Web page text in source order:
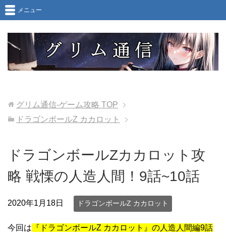
メニュー
グリム通信-ゲーム攻略 TOP
ドラゴンボールZ カカロット
ドラゴンボールZカカロット攻
略 戦慄の人造人間！9話~10話
2020年1月18日 ドラゴンボールZ カカロット
今回は 『ドラゴンボールZ カカロット』の人造人間編9話